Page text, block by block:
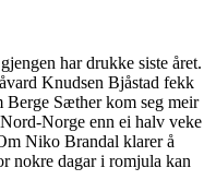
har drukke siste året.
Knudsen Bjåstad fekk
Berge Sæther kom seg meir
Norge enn ei halv veke
Niko Brandal klarer å
nokre dagar i romjula kan